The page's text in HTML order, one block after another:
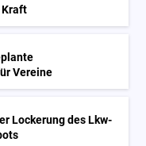
Kraft
Vereine
Lockerung des Lkw-